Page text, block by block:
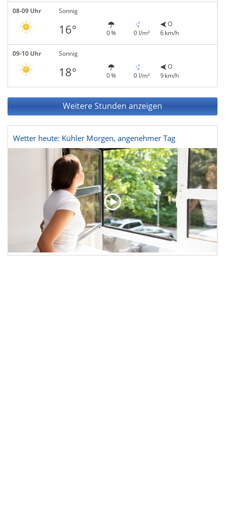
08-09 Uhr Sonnig
16° 0 % 0 l/m²
O
6 km/h
09-10 Uhr Sonnig
18° 0 % 0 l/m²
O
9 km/h
Weitere Stunden anzeigen
Wetter heute: Kühler Morgen, angenehmer Tag